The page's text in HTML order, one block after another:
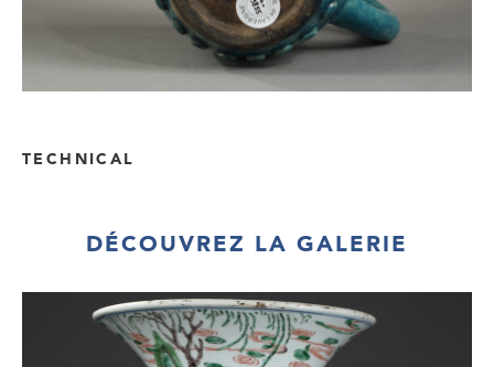
TECHNICAL
DÉCOUVREZ LA GALERIE